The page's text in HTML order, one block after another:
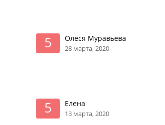
5 Олеся Муравьева
28 марта, 2020
5 Елена
13 марта, 2020